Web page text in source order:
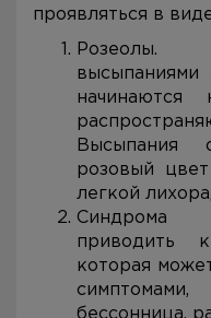
проявляться в
Розеолы.
Высыпания
розовый
легкой
Синдрома
приводить
которая
бессонница,